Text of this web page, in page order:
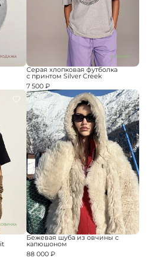
НОВИНКА
Серая хлопковая футболка
с принтом Silver Creek
7 500 ₽
Бежевая шуба из овчины с
капюшоном
88 000 ₽